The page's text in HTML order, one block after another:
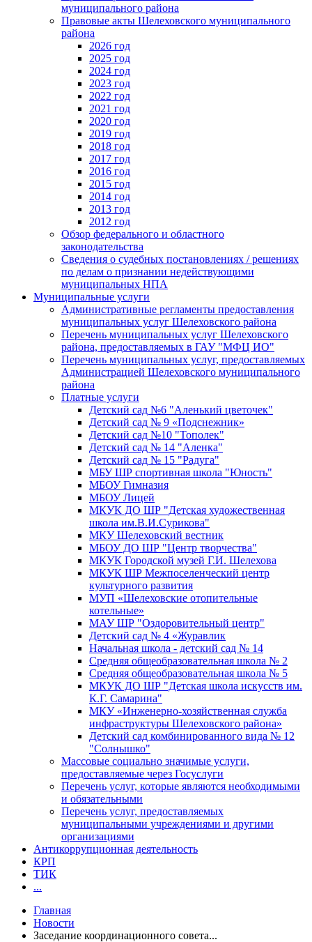
муниципального района
Правовые акты Шелеховского муниципального
района
2026 год
2025 год
2024 год
2023 год
2022 год
2021 год
2020 год
2019 год
2018 год
2017 год
2016 год
2015 год
2014 год
2013 год
2012 год
Обзор федерального и областного
законодательства
Сведения о судебных постановлениях / решениях
по делам о признании недействующими
муниципальных НПА
Муниципальные услуги
Административные регламенты предоставления
муниципальных услуг Шелеховского района
Перечень муниципальных услуг Шелеховского
района, предоставляемых в ГАУ "МФЦ ИО"
Перечень муниципальных услуг, предоставляемых
Администрацией Шелеховского муниципального
района
Платные услуги
Детский сад №6 "Аленький цветочек"
Детский сад № 9 «Подснежник»
Детский сад №10 "Тополек"
Детский сад № 14 "Аленка"
Детский сад № 15 "Радуга"
МБУ ШР спортивная школа "Юность"
МБОУ Гимназия
МБОУ Лицей
МКУК ДО ШР "Детская художественная
школа им.В.И.Сурикова"
МКУ Шелеховский вестник
МБОУ ДО ШР "Центр творчества"
МКУК Городской музей Г.И. Шелехова
МКУК ШР Межпоселенческий центр
культурного развития
МУП «Шелеховские отопительные
котельные»
МАУ ШР "Оздоровительный центр"
Детский сад № 4 «Журавлик
Начальная школа - детский сад № 14
Средняя общеобразовательная школа № 2
Средняя общеобразовательная школа № 5
МКУК ДО ШР "Детская школа искусств им.
К.Г. Самарина"
МКУ «Инженерно-хозяйственная служба
инфраструктуры Шелеховского района»
Детский сад комбинированного вида № 12
"Солнышко"
Массовые социально значимые услуги,
предоставляемые через Госуслуги
Перечень услуг, которые являются необходимыми
и обязательными
Перечень услуг, предоставляемых
муниципальными учреждениями и другими
организациями
Антикоррупционная деятельность
КРП
ТИК
...
Главная
Новости
Заседание координационного совета...